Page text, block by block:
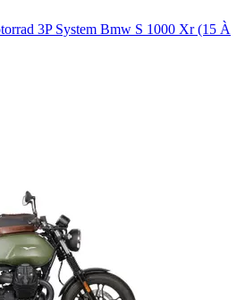
3P System Bmw S 1000 Xr (15 À